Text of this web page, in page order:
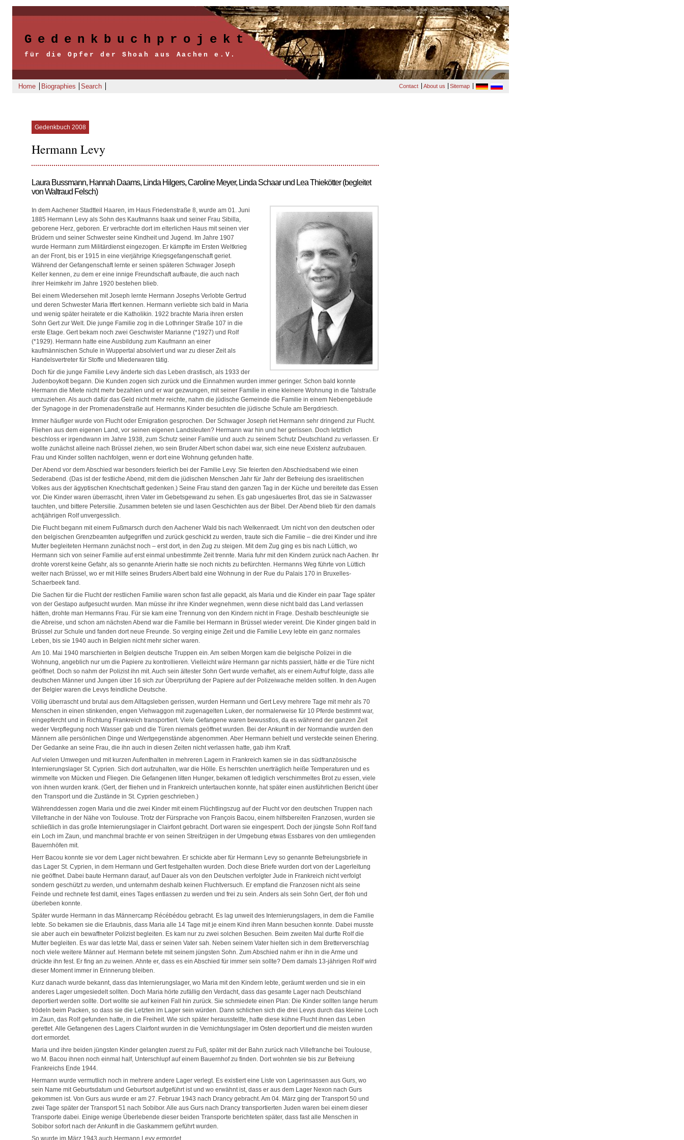
Gedenkbuchprojekt
für die Opfer der Shoah aus Aachen e.V.
Home Biographies Search Contact About us Sitemap
Gedenkbuch 2008
Hermann Levy
Laura Bussmann, Hannah Daams, Linda Hilgers, Caroline Meyer, Linda Schaar und Lea Thiekötter (begleitet
von Waltraud Felsch)
In dem Aachener Stadtteil Haaren, im Haus Friedenstraße 8, wurde am 01. Juni
1885 Hermann Levy als Sohn des Kaufmanns Isaak und seiner Frau Sibilla,
geborene Herz, geboren. Er verbrachte dort im elterlichen Haus mit seinen vier
Brüdern und seiner Schwester seine Kindheit und Jugend. Im Jahre 1907
wurde Hermann zum Militärdienst eingezogen. Er kämpfte im Ersten Weltkrieg
an der Front, bis er 1915 in eine vierjährige Kriegsgefangenschaft geriet.
Während der Gefangenschaft lernte er seinen späteren Schwager Joseph
Keller kennen, zu dem er eine innige Freundschaft aufbaute, die auch nach
ihrer Heimkehr im Jahre 1920 bestehen blieb.
Bei einem Wiedersehen mit Joseph lernte Hermann Josephs Verlobte Gertrud
und deren Schwester Maria Iffert kennen. Hermann verliebte sich bald in Maria
und wenig später heiratete er die Katholikin. 1922 brachte Maria ihren ersten
Sohn Gert zur Welt. Die junge Familie zog in die Lothringer Straße 107 in die
erste Etage. Gert bekam noch zwei Geschwister Marianne (*1927) und Rolf
(*1929). Hermann hatte eine Ausbildung zum Kaufmann an einer
kaufmännischen Schule in Wuppertal absolviert und war zu dieser Zeit als
Handelsvertreter für Stoffe und Miederwaren tätig.
Doch für die junge Familie Levy änderte sich das Leben drastisch, als 1933 der
Judenboykott begann. Die Kunden zogen sich zurück und die Einnahmen wurden immer geringer. Schon bald konnte
Hermann die Miete nicht mehr bezahlen und er war gezwungen, mit seiner Familie in eine kleinere Wohnung in die Talstraße
umzuziehen. Als auch dafür das Geld nicht mehr reichte, nahm die jüdische Gemeinde die Familie in einem Nebengebäude
der Synagoge in der Promenadenstraße auf. Hermanns Kinder besuchten die jüdische Schule am Bergdriesch.
Immer häufiger wurde von Flucht oder Emigration gesprochen. Der Schwager Joseph riet Hermann sehr dringend zur Flucht.
Fliehen aus dem eigenen Land, vor seinen eigenen Landsleuten? Hermann war hin und her gerissen. Doch letztlich
beschloss er irgendwann im Jahre 1938, zum Schutz seiner Familie und auch zu seinem Schutz Deutschland zu verlassen. Er
wollte zunächst alleine nach Brüssel ziehen, wo sein Bruder Albert schon dabei war, sich eine neue Existenz aufzubauen.
Frau und Kinder sollten nachfolgen, wenn er dort eine Wohnung gefunden hatte.
Der Abend vor dem Abschied war besonders feierlich bei der Familie Levy. Sie feierten den Abschiedsabend wie einen
Sederabend. (Das ist der festliche Abend, mit dem die jüdischen Menschen Jahr für Jahr der Befreiung des israelitischen
Volkes aus der ägyptischen Knechtschaft gedenken.) Seine Frau stand den ganzen Tag in der Küche und bereitete das Essen
vor. Die Kinder waren überrascht, ihren Vater im Gebetsgewand zu sehen. Es gab ungesäuertes Brot, das sie in Salzwasser
tauchten, und bittere Petersilie. Zusammen beteten sie und lasen Geschichten aus der Bibel. Der Abend blieb für den damals
achtjährigen Rolf unvergesslich.
Die Flucht begann mit einem Fußmarsch durch den Aachener Wald bis nach Welkenraedt. Um nicht von den deutschen oder
den belgischen Grenzbeamten aufgegriffen und zurück geschickt zu werden, traute sich die Familie – die drei Kinder und ihre
Mutter begleiteten Hermann zunächst noch – erst dort, in den Zug zu steigen. Mit dem Zug ging es bis nach Lüttich, wo
Hermann sich von seiner Familie auf erst einmal unbestimmte Zeit trennte. Maria fuhr mit den Kindern zurück nach Aachen. Ihr
drohte vorerst keine Gefahr, als so genannte Arierin hatte sie noch nichts zu befürchten. Hermanns Weg führte von Lüttich
weiter nach Brüssel, wo er mit Hilfe seines Bruders Albert bald eine Wohnung in der Rue du Palais 170 in Bruxelles-
Schaerbeek fand.
Die Sachen für die Flucht der restlichen Familie waren schon fast alle gepackt, als Maria und die Kinder ein paar Tage später
von der Gestapo aufgesucht wurden. Man müsse ihr ihre Kinder wegnehmen, wenn diese nicht bald das Land verlassen
hätten, drohte man Hermanns Frau. Für sie kam eine Trennung von den Kindern nicht in Frage. Deshalb beschleunigte sie
die Abreise, und schon am nächsten Abend war die Familie bei Hermann in Brüssel wieder vereint. Die Kinder gingen bald in
Brüssel zur Schule und fanden dort neue Freunde. So verging einige Zeit und die Familie Levy lebte ein ganz normales
Leben, bis sie 1940 auch in Belgien nicht mehr sicher waren.
Am 10. Mai 1940 marschierten in Belgien deutsche Truppen ein. Am selben Morgen kam die belgische Polizei in die
Wohnung, angeblich nur um die Papiere zu kontrollieren. Vielleicht wäre Hermann gar nichts passiert, hätte er die Türe nicht
geöffnet. Doch so nahm der Polizist ihn mit. Auch sein ältester Sohn Gert wurde verhaftet, als er einem Aufruf folgte, dass alle
deutschen Männer und Jungen über 16 sich zur Überprüfung der Papiere auf der Polizeiwache melden sollten. In den Augen
der Belgier waren die Levys feindliche Deutsche.
Völlig überrascht und brutal aus dem Alltagsleben gerissen, wurden Hermann und Gert Levy mehrere Tage mit mehr als 70
Menschen in einen stinkenden, engen Viehwaggon mit zugenagelten Luken, der normalerweise für 10 Pferde bestimmt war,
eingepfercht und in Richtung Frankreich transportiert. Viele Gefangene waren bewusstlos, da es während der ganzen Zeit
weder Verpflegung noch Wasser gab und die Türen niemals geöffnet wurden. Bei der Ankunft in der Normandie wurden den
Männern alle persönlichen Dinge und Wertgegenstände abgenommen. Aber Hermann behielt und versteckte seinen Ehering.
Der Gedanke an seine Frau, die ihn auch in diesen Zeiten nicht verlassen hatte, gab ihm Kraft.
Auf vielen Umwegen und mit kurzen Aufenthalten in mehreren Lagern in Frankreich kamen sie in das südfranzösische
Internierungslager St. Cyprien. Sich dort aufzuhalten, war die Hölle. Es herrschten unerträglich heiße Temperaturen und es
wimmelte von Mücken und Fliegen. Die Gefangenen litten Hunger, bekamen oft lediglich verschimmeltes Brot zu essen, viele
von ihnen wurden krank. (Gert, der fliehen und in Frankreich untertauchen konnte, hat später einen ausführlichen Bericht über
den Transport und die Zustände in St. Cyprien geschrieben.)
Währenddessen zogen Maria und die zwei Kinder mit einem Flüchtlingszug auf der Flucht vor den deutschen Truppen nach
Villefranche in der Nähe von Toulouse. Trotz der Fürsprache von François Bacou, einem hilfsbereiten Franzosen, wurden sie
schließlich in das große Internierungslager in Clairfont gebracht. Dort waren sie eingesperrt. Doch der jüngste Sohn Rolf fand
ein Loch im Zaun, und manchmal brachte er von seinen Streifzügen in der Umgebung etwas Essbares von den umliegenden
Bauernhöfen mit.
Herr Bacou konnte sie vor dem Lager nicht bewahren. Er schickte aber für Hermann Levy so genannte Befreiungsbriefe in
das Lager St. Cyprien, in dem Hermann und Gert festgehalten wurden. Doch diese Briefe wurden dort von der Lagerleitung
nie geöffnet. Dabei baute Hermann darauf, auf Dauer als von den Deutschen verfolgter Jude in Frankreich nicht verfolgt
sondern geschützt zu werden, und unternahm deshalb keinen Fluchtversuch. Er empfand die Franzosen nicht als seine
Feinde und rechnete fest damit, eines Tages entlassen zu werden und frei zu sein. Anders als sein Sohn Gert, der floh und
überleben konnte.
Später wurde Hermann in das Männercamp Récébédou gebracht. Es lag unweit des Internierungslagers, in dem die Familie
lebte. So bekamen sie die Erlaubnis, dass Maria alle 14 Tage mit je einem Kind ihren Mann besuchen konnte. Dabei musste
sie aber auch ein bewaffneter Polizist begleiten. Es kam nur zu zwei solchen Besuchen. Beim zweiten Mal durfte Rolf die
Mutter begleiten. Es war das letzte Mal, dass er seinen Vater sah. Neben seinem Vater hielten sich in dem Bretterverschlag
noch viele weitere Männer auf. Hermann betete mit seinem jüngsten Sohn. Zum Abschied nahm er ihn in die Arme und
drückte ihn fest. Er fing an zu weinen. Ahnte er, dass es ein Abschied für immer sein sollte? Dem damals 13-jährigen Rolf wird
dieser Moment immer in Erinnerung bleiben.
Kurz danach wurde bekannt, dass das Internierungslager, wo Maria mit den Kindern lebte, geräumt werden und sie in ein
anderes Lager umgesiedelt sollten. Doch Maria hörte zufällig den Verdacht, dass das gesamte Lager nach Deutschland
deportiert werden sollte. Dort wollte sie auf keinen Fall hin zurück. Sie schmiedete einen Plan: Die Kinder sollten lange herum
trödeln beim Packen, so dass sie die Letzten im Lager sein würden. Dann schlichen sich die drei Levys durch das kleine Loch
im Zaun, das Rolf gefunden hatte, in die Freiheit. Wie sich später herausstellte, hatte diese kühne Flucht ihnen das Leben
gerettet. Alle Gefangenen des Lagers Clairfont wurden in die Vernichtungslager im Osten deportiert und die meisten wurden
dort ermordet.
Maria und ihre beiden jüngsten Kinder gelangten zuerst zu Fuß, später mit der Bahn zurück nach Villefranche bei Toulouse,
wo M. Bacou ihnen noch einmal half, Unterschlupf auf einem Bauernhof zu finden. Dort wohnten sie bis zur Befreiung
Frankreichs Ende 1944.
Hermann wurde vermutlich noch in mehrere andere Lager verlegt. Es existiert eine Liste von Lagerinsassen aus Gurs, wo
sein Name mit Geburtsdatum und Geburtsort aufgeführt ist und wo erwähnt ist, dass er aus dem Lager Nexon nach Gurs
gekommen ist. Von Gurs aus wurde er am 27. Februar 1943 nach Drancy gebracht. Am 04. März ging der Transport 50 und
zwei Tage später der Transport 51 nach Sobibor. Alle aus Gurs nach Drancy transportierten Juden waren bei einem dieser
Transporte dabei. Einige wenige Überlebende dieser beiden Transporte berichteten später, dass fast alle Menschen in
Sobibor sofort nach der Ankunft in die Gaskammern geführt wurden.